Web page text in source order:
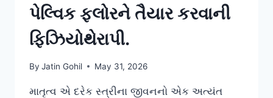
પેલ્વિક ફ્લોરને તૈયાર કરવાની
ફિઝિયોથેરાપી.
By Jatin Gohil May 31, 2026
માતૃત્વ એ દરેક સ્ત્રીના જીવનનો એક અત્યંત